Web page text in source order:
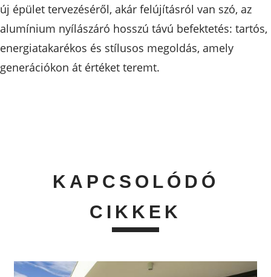
új épület tervezéséről, akár felújításról van szó, az
alumínium nyílászáró hosszú távú befektetés: tartós,
energiatakarékos és stílusos megoldás, amely
generációkon át értéket teremt.
KAPCSOLÓDÓ
CIKKEK